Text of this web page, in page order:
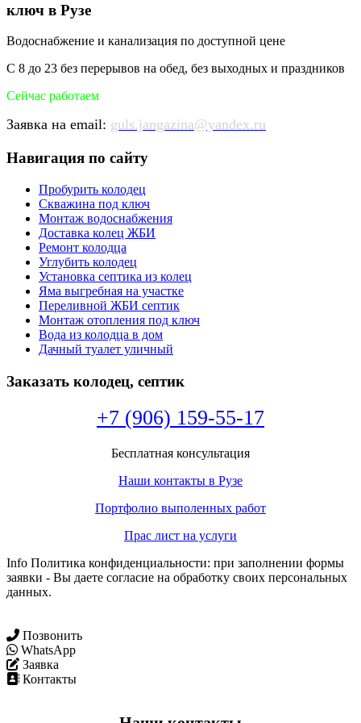
ключ в Рузе
Водоснабжение и канализация по доступной цене
С 8 до 23 без перерывов на обед, без выходных и праздников
Сейчас работаем
Заявка на email: guls.jangazina@yandex.ru
Навигация по сайту
Пробурить колодец
Скважина под ключ
Монтаж водоснабжения
Доставка колец ЖБИ
Ремонт колодца
Углубить колодец
Установка септика из колец
Яма выгребная на участке
Переливной ЖБИ септик
Монтаж отопления под ключ
Вода из колодца в дом
Дачный туалет уличный
Заказать колодец, септик
+7 (906) 159-55-17
Бесплатная консультация
Наши контакты в Рузе
Портфолио выполенных работ
Прас лист на услуги
Info Политика конфиденциальности: при заполнении формы
заявки - Вы даете согласие на обработку своих персональных
данных.
Позвонить
WhatsApp
Заявка
Контакты